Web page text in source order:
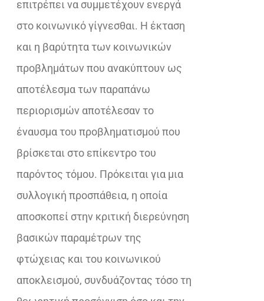
επιτρέπει να συμμετέχουν ενεργά
στο κοινωνικό γίγνεσθαι. Η έκταση
και η βαρύτητα των κοινωνικών
προβλημάτων που ανακύπτουν ως
αποτέλεσμα των παραπάνω
περιορισμών αποτέλεσαν το
έναυσμα του προβληματισμού που
βρίσκεται στο επίκεντρο του
παρόντος τόμου. Πρόκειται για μια
συλλογική προσπάθεια, η οποία
αποσκοπεί στην κριτική διερεύνηση
βασικών παραμέτρων της
φτώχειας και του κοινωνικού
αποκλεισμού, συνδυάζοντας τόσο τη